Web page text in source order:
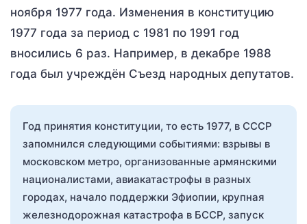
ноября 1977 года. Изменения в конституцию
1977 года за период с 1981 по 1991 год
вносились 6 раз. Например, в декабре 1988
года был учреждён Съезд народных депутатов.
Год принятия конституции, то есть 1977, в СССР
запомнился следующими событиями: взрывы в
московском метро, организованные армянскими
националистами, авиакатастрофы в разных
городах, начало поддержки Эфиопии, крупная
железнодорожная катастрофа в БССР, запуск